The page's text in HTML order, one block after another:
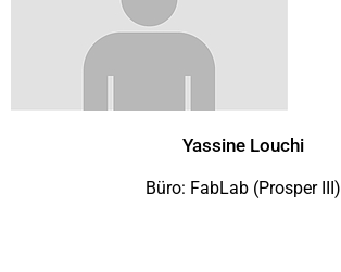
Yassine Louchi
Büro: FabLab (Prosper III)